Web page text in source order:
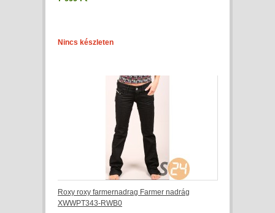
Nincs készleten
Roxy roxy farmernadrag Farmer nadrág
XWWPT343-RWB0